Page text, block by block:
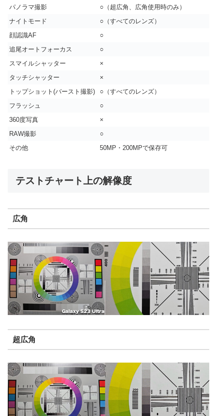
パノラマ撮影
○（超広角、広角使用時のみ）
ナイトモード
○（すべてのレンズ）
顔認識AF
○
追尾オートフォーカス
○
スマイルシャッター
×
タッチシャッター
×
トップショット(バースト撮影)
○（すべてのレンズ）
フラッシュ
○
360度写真
×
RAW撮影
○
その他
50MP・200MPで保存可
テストチャート上の解像度
広角
超広角